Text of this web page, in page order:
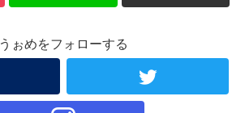
うぉめをフォローする